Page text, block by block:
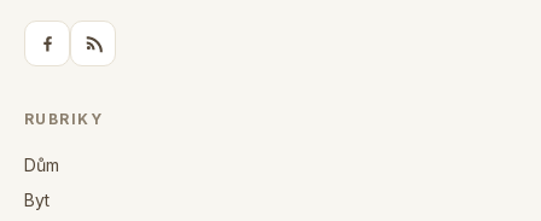
RUBRIKY
Dům
Byt